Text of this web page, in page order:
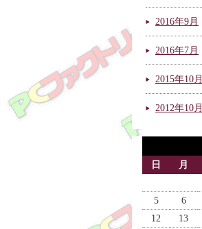
2016年9月
2016年7月
2015年10月
2012年10月
日 月
5
6
12
13